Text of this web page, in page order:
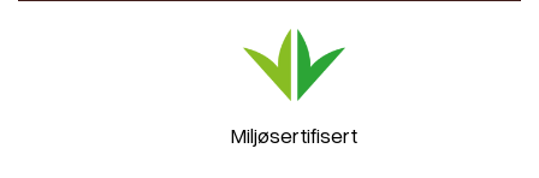
Miljøsertifisert